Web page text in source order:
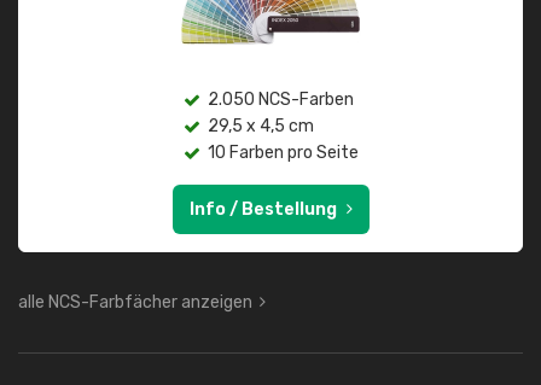
2.050 NCS-Farben
29,5 x 4,5 cm
10 Farben pro Seite
Info / Bestellung
alle NCS-Farbfächer anzeigen